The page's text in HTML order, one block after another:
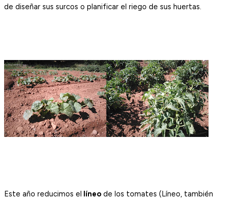
de diseñar sus surcos o planificar el riego de sus huertas.
Este año reducimos el líneo de los tomates (Líneo, también